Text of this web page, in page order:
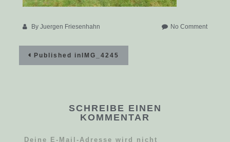
ByJuergen Friesenhahn No Commenton
Beitragsnavigation
Published in IMG_4245
SCHREIBE EINEN
KOMMENTAR
Deine E-Mail-Adresse wird nicht